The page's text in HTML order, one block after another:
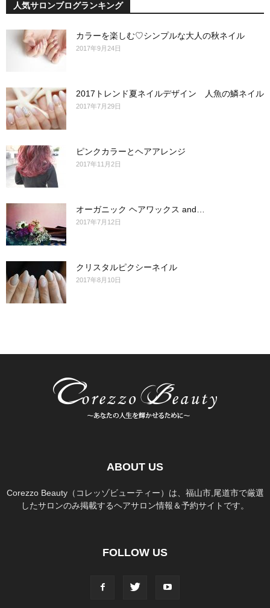
人気サロンブログランキング
カラーを楽しむ♡シンプルな大人の秋ネイル
2017年9月24日
2017トレンド夏ネイルデザイン 人魚の鱗ネイル
2017年7月29日
ピンクカラーとヘアアレンジ
2017年11月2日
オーガニック ヘアワックス and…
2017年7月12日
クリスタルピクシーネイル
2017年8月10日
ABOUT US
Corezzo Beauty（コレッゾビューティー）は、福山市,尾道市で厳選
したサロンのみ掲載するヘアサロン情報＆予約サイトです。
FOLLOW US